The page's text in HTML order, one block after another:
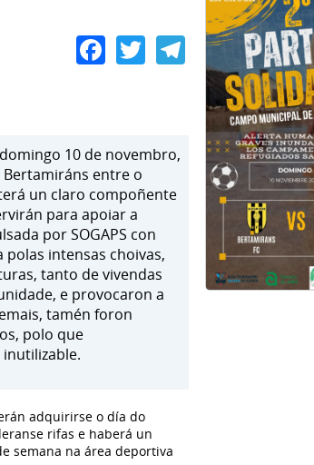
Facebook
TwitterTelegram
10 de novembro,
entre o
un claro compoñente
para apoiar a
por SOGAPS con
intensas choivas,
tanto de vivendas
e provocaron a
tamén foron
polo que
adquirirse o día do
rifas e haberá un
semana na área deportiva